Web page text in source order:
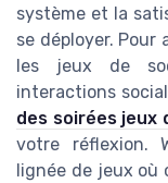
système et la
se déployer.
les jeux de
interactions
des soirées jeux
votre réflexion.
lignée de jeux où